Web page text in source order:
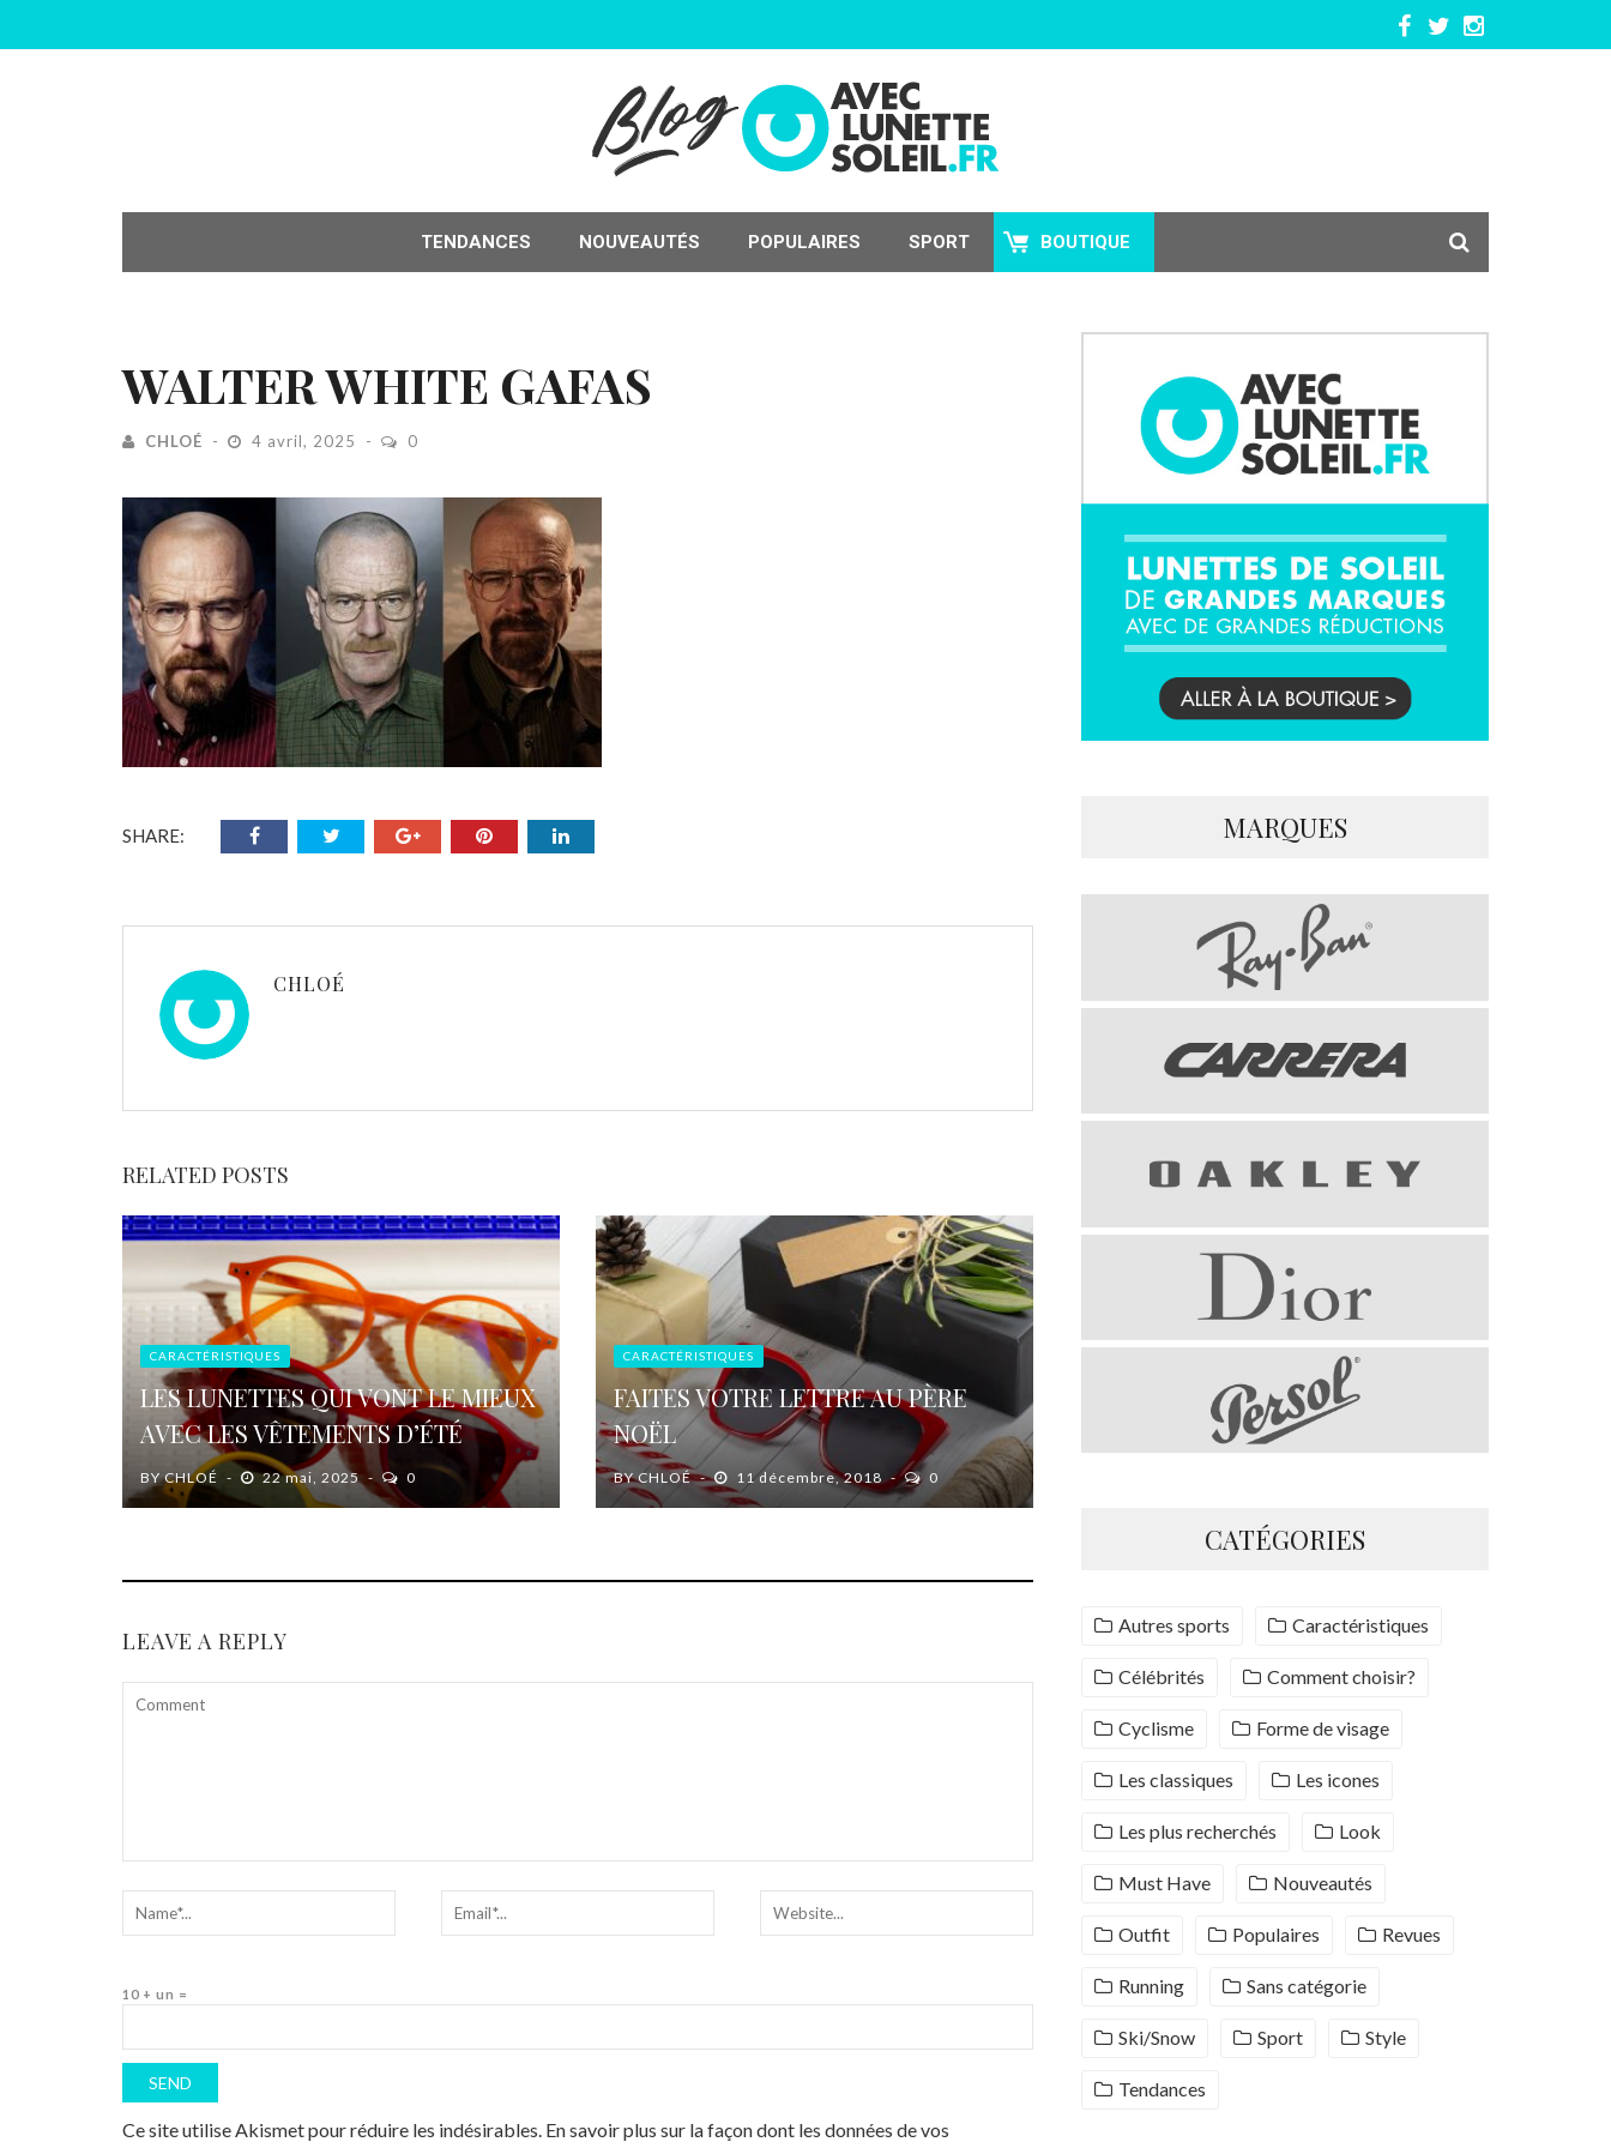
TENDANCES NOUVEAUTÉS POPULAIRES SPORT BOUTIQUE
WALTER WHITE GAFAS
CHLOÉ 4 avril, 2025 0
SHARE:
CHLOÉ
RELATED POSTS
CARACTÉRISTIQUES
LES LUNETTES QUI VONT LE MIEUX
AVEC LES VÊTEMENTS D’ÉTÉ
BYCHLOÉ 22 mai, 2025 0
CARACTÉRISTIQUES
FAITES VOTRE LETTRE AU PÈRE
NOËL
BYCHLOÉ 11 décembre, 2018 0
LEAVE A REPLY
10 + un =
Ce site utilise Akismet pour réduire les indésirables. En savoir plus sur la façon dont les données de vos
MARQUES
CATÉGORIES
Autres sports Caractéristiques
Célébrités Comment choisir?
Cyclisme Forme de visage
Les classiques Les icones
Les plus recherchés Look
Must Have Nouveautés
Outfit Populaires Revues
Running Sans catégorie
Ski/Snow Sport Style
Tendances